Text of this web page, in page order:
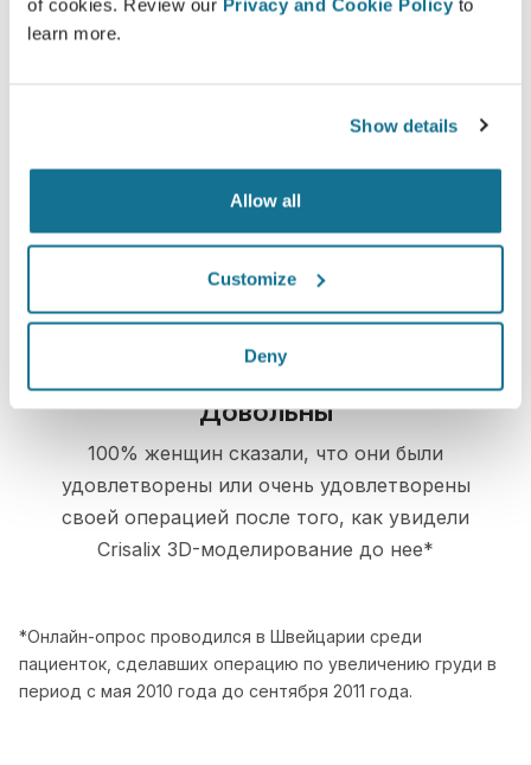
of cookies. Review our Privacy and Cookie Policy to
learn more.
Show details
Allow all
Customize
Deny
изначальную анатомию тела.
Участие в процессе принятия решений
помогает пациентам сделать правильный
Довольны
100% женщин сказали, что они были
удовлетворены или очень удовлетворены
своей операцией после того, как увидели
Crisalix 3D-моделирование до нее*
*Онлайн-опрос проводился в Швейцарии среди
пациенток, сделавших операцию по увеличению груди в
период с мая 2010 года до сентября 2011 года.